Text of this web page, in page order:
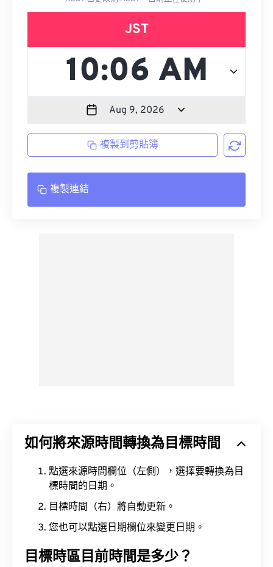
JST
複製到剪貼簿
複製連結
如何將來源時間轉換為目標時間
點選來源時間欄位（左側），選擇要轉換為目
標時間的日期。
目標時間（右）將自動更新。
您也可以點選日期欄位來變更日期。
目標時區目前時間是多少？